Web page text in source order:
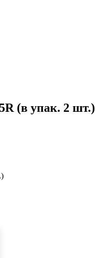
(в упак. 2 шт.)